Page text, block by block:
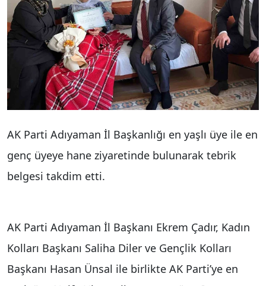
AK Parti Adıyaman İl Başkanlığı en yaşlı üye ile en
genç üyeye hane ziyaretinde bulunarak tebrik
belgesi takdim etti.
AK Parti Adıyaman İl Başkanı Ekrem Çadır, Kadın
Kolları Başkanı Saliha Diler ve Gençlik Kolları
Başkanı Hasan Ünsal ile birlikte AK Parti’ye en